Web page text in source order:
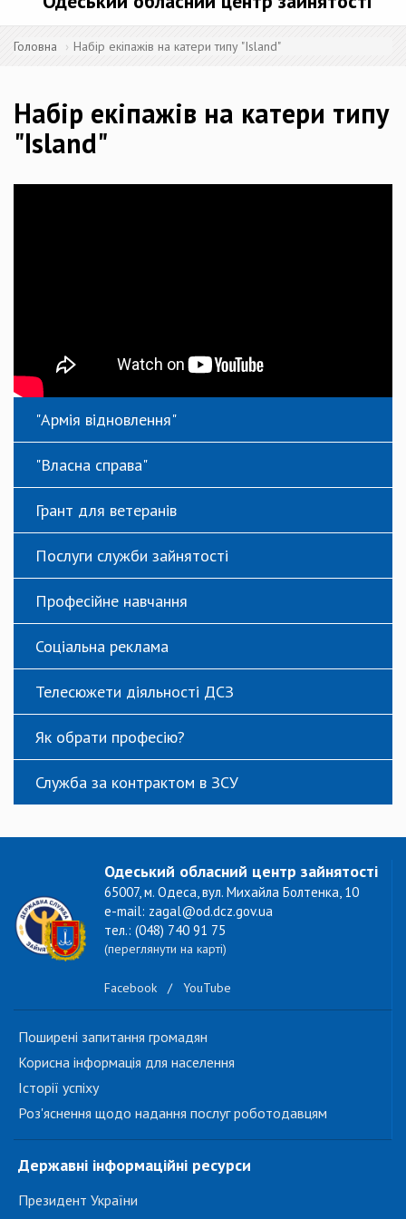
Головна Набір екіпажів на катери типу "Island"
Набір екіпажів на катери типу
"Island"
"Армія відновлення"
"Власна справа"
Грант для ветеранів
Послуги служби зайнятості
Професійне навчання
Соціальна реклама
Телесюжети діяльності ДСЗ
Як обрати професію?
Служба за контрактом в ЗСУ
Одеський обласний центр зайнятості
65007, м. Одеса, вул. Михайла Болтенка, 10
e-mail: zagal@od.dcz.gov.ua
тел.: (048) 740 91 75
(переглянути на карті)
Facebook / YouTube
Поширені запитання громадян
Корисна інформація для населення
Історії успіху
Роз'яснення щодо надання послуг роботодавцям
Державні інформаційні ресурси
Президент України